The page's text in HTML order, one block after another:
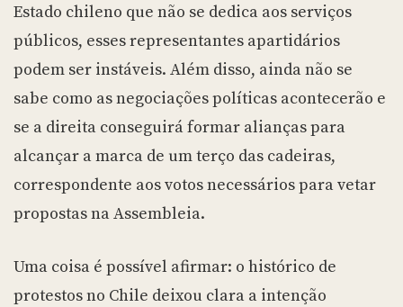
Estado chileno que não se dedica aos serviços
públicos, esses representantes apartidários
podem ser instáveis. Além disso, ainda não se
sabe como as negociações políticas acontecerão e
se a direita conseguirá formar alianças para
alcançar a marca de um terço das cadeiras,
correspondente aos votos necessários para vetar
propostas na Assembleia.
Uma coisa é possível afirmar: o histórico de
protestos no Chile deixou clara a intenção